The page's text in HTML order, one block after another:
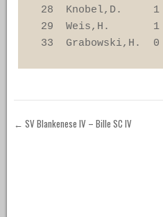
28  Knobel,D.
29  Weis,H.
33  Grabowski,H.
← SV Blankenese IV – Bille SC IV